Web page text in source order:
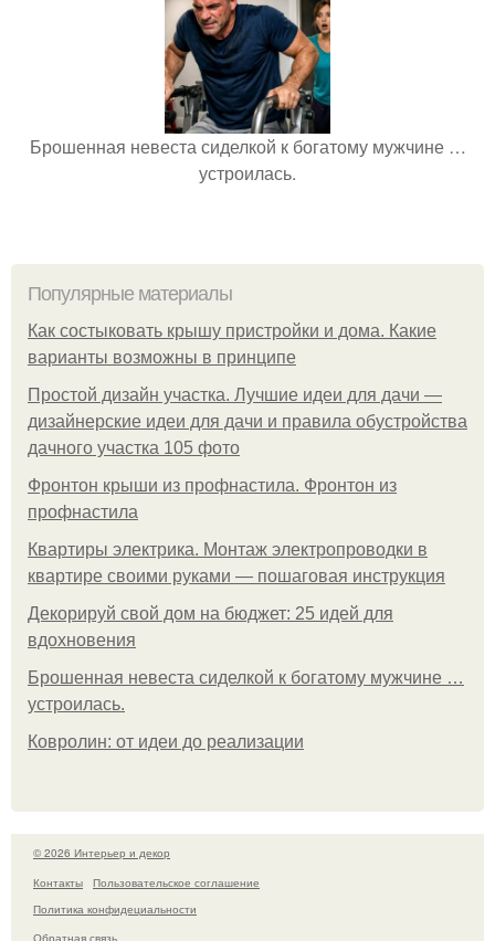
Брошенная невеста сиделкой к богатому мужчине …
устроилась.
Популярные материалы
Как состыковать крышу пристройки и дома. Какие
варианты возможны в принципе
Простой дизайн участка. Лучшие идеи для дачи —
дизайнерские идеи для дачи и правила обустройства
дачного участка 105 фото
Фронтон крыши из профнастила. Фронтон из
профнастила
Квартиры электрика. Монтаж электропроводки в
квартире своими руками — пошаговая инструкция
Декорируй свой дом на бюджет: 25 идей для
вдохновения
Брошенная невеста сиделкой к богатому мужчине …
устроилась.
Ковролин: от идеи до реализации
© 2026 Интерьер и декор
Контакты
Пользовательское соглашение
Политика конфидециальности
Обратная связь